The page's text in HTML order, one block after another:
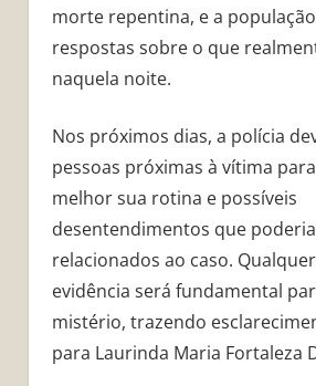
morte repentina, e a
respostas sobre o que
naquela noite.
Nos próximos dias, a polícia
pessoas próximas à vítima
melhor sua rotina e possíveis
desentendimentos que
relacionados ao caso.
evidência será fundamental
mistério, trazendo
para Laurinda Maria Fortaleza